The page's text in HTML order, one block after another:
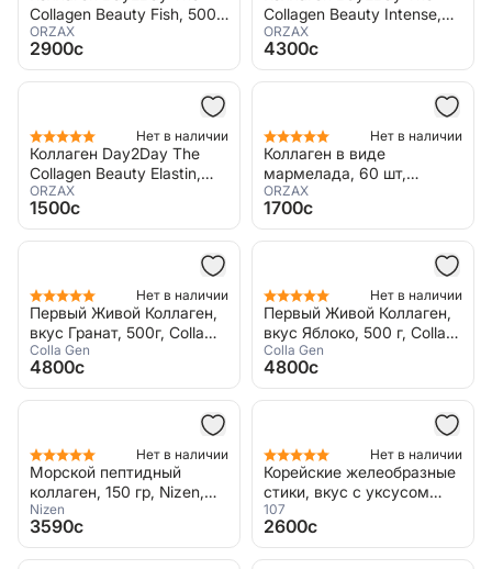
Collagen Beauty Fish, 5000
мг, 30 пакетиков
ORZAX
2900c
Collagen Beauty Intense,
10000 мг, 60 пакетиков
ORZAX
4300c
Нет в наличии
Коллаген Day2Day The
Collagen Beauty Elastin,
1000 мг, 30 таблеток
ORZAX
1500c
Нет в наличии
Коллаген в виде
мармелада, 60 шт,
Сollagen Beauty Gummies,
Orzax
ORZAX
1700c
Нет в наличии
Первый Живой Коллаген,
вкус Гранат, 500г, Colla
Gen
Colla Gen
4800c
Нет в наличии
Первый Живой Коллаген,
вкус Яблоко, 500 г, Colla
Gen
Colla Gen
4800c
Нет в наличии
Морской пептидный
коллаген, 150 гр, Nizen,
Marine Collagen
Nizen
3590c
Нет в наличии
Корейские желеобразные
стики, вкус с уксусом
аронии, 14 стиков
107
2600c